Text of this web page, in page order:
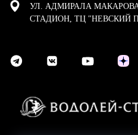
УЛ. АДМИРАЛА
СТАДИОН, ТЦ "НЕВСКИЙ